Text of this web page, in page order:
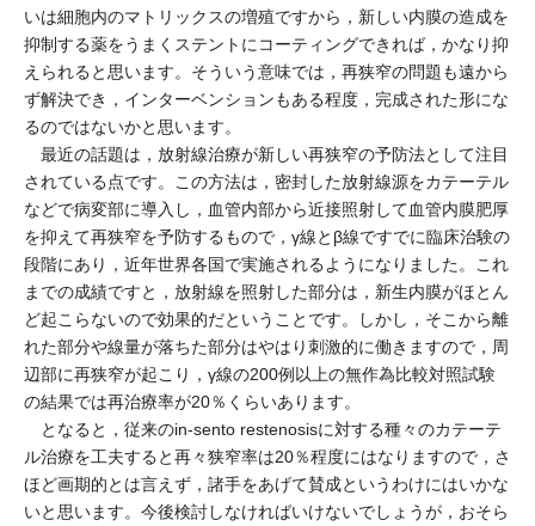
いは細胞内のマトリックスの増殖ですから，新しい内膜の造成を
抑制する薬をうまくステントにコーティングできれば，かなり抑
えられると思います。そういう意味では，再狭窄の問題も遠から
ず解決でき，インターベンションもある程度，完成された形にな
るのではないかと思います。
最近の話題は，放射線治療が新しい再狭窄の予防法として注目
されている点です。この方法は，密封した放射線源をカテーテル
などで病変部に導入し，血管内部から近接照射して血管内膜肥厚
を抑えて再狭窄を予防するもので，γ線とβ線ですでに臨床治験の
段階にあり，近年世界各国で実施されるようになりました。これ
までの成績ですと，放射線を照射した部分は，新生内膜がほとん
ど起こらないので効果的だということです。しかし，そこから離
れた部分や線量が落ちた部分はやはり刺激的に働きますので，周
辺部に再狭窄が起こり，γ線の200例以上の無作為比較対照試験
の結果では再治療率が20％くらいあります。
となると，従来のin-sento restenosisに対する種々のカテーテ
ル治療を工夫すると再々狭窄率は20％程度にはなりますので，さ
ほど画期的とは言えず，諸手をあげて賛成というわけにはいかな
いと思います。今後検討しなければいけないでしょうが，おそら